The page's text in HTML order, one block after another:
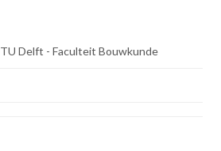
TU Delft - Faculteit Bouwkunde